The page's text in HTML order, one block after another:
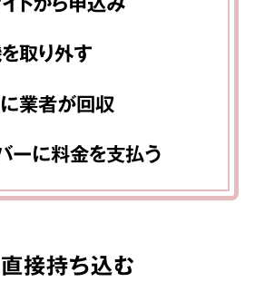
取り外す
業者が回収
ーに料金を支払う
接持ち込む